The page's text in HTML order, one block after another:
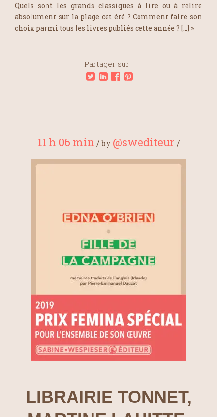
Quels sont les grands classiques à lire ou à relire
absolument sur la plage cet été ? Comment faire son
choix parmi tous les livres publiés cette année ? […] »
Partager sur :
11 h 06 min /by @swediteur /
LIBRAIRIE TONNET,